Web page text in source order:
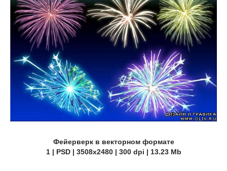
Фейерверк в векторном формате
1 | PSD | 3508x2480 | 300 dpi | 13.23 Mb